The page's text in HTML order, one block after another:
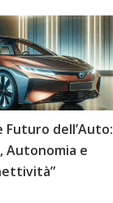
Futuro dell’Auto:
Autonomia e